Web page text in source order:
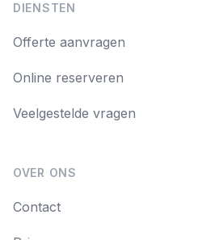
DIENSTEN
Offerte aanvragen
Online reserveren
Veelgestelde vragen
OVER ONS
Contact